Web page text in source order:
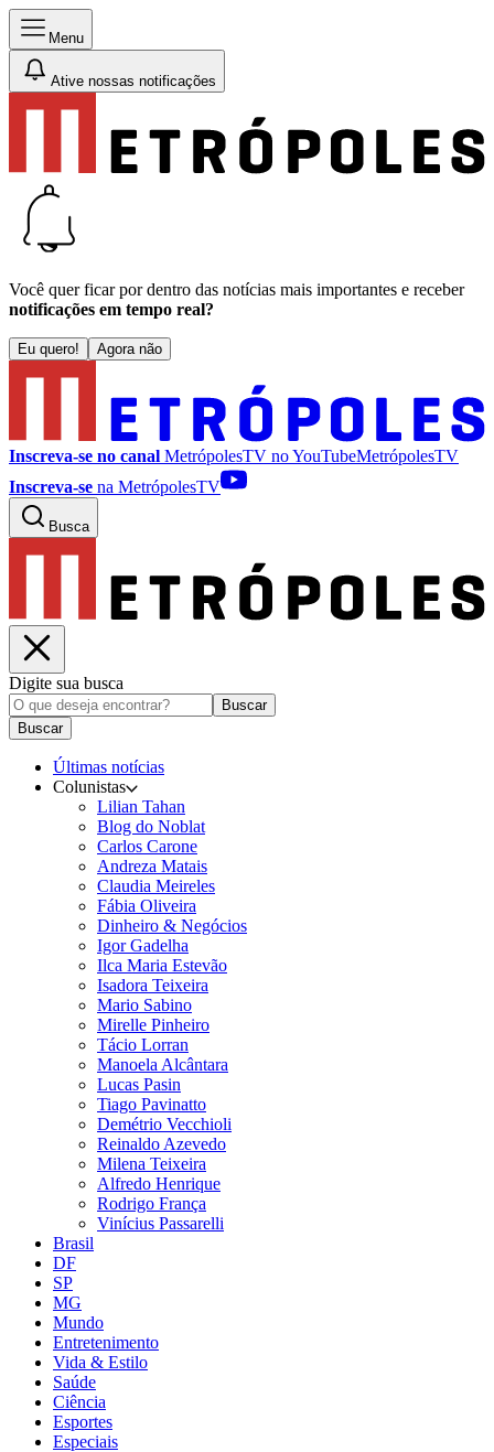
Menu
Ative nossas notificações
Você quer ficar por dentro das notícias mais importantes e receber
notificações em tempo real?
Eu quero! Agora não
Inscreva-se no canal MetrópolesTV noYouTubeMetrópolesTV
Inscreva-se na MetrópolesTV
Busca
Digite sua busca
Buscar
Buscar
Últimas notícias
Colunistas
Lilian Tahan
Blog do Noblat
Carlos Carone
Andreza Matais
Claudia Meireles
Fábia Oliveira
Dinheiro & Negócios
Igor Gadelha
Ilca Maria Estevão
Isadora Teixeira
Mario Sabino
Mirelle Pinheiro
Tácio Lorran
Manoela Alcântara
Lucas Pasin
Tiago Pavinatto
Demétrio Vecchioli
Reinaldo Azevedo
Milena Teixeira
Alfredo Henrique
Rodrigo França
Vinícius Passarelli
Brasil
DF
SP
MG
Mundo
Entretenimento
Vida & Estilo
Saúde
Ciência
Esportes
Especiais